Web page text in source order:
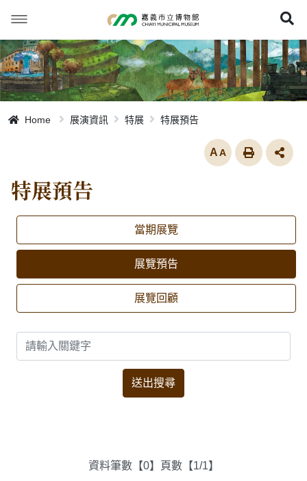
要
內
容
Home 展演資訊 特展 特展預告
放大
特展預告
當期展覽
展覽預告
展覽回顧
資料筆數【0】頁數【1/1】